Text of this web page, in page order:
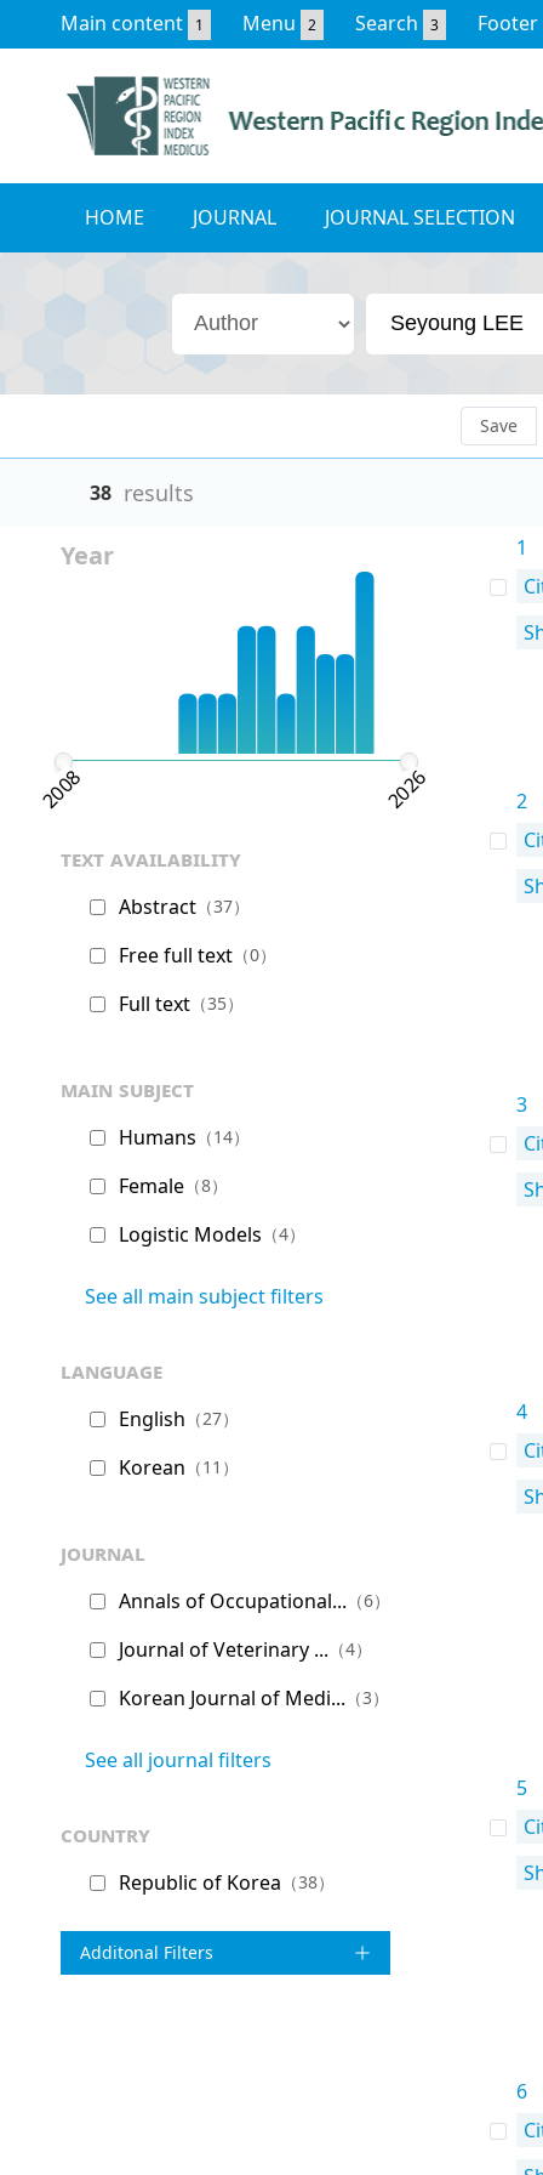
Main content 1 Menu 2 Search 3 Footer
HOME JOURNAL JOURNAL SELECTION
Save
38 results
Year
2008 2026
text availability
Abstract （37）
Free full text （0）
Full text （35）
main subject
Humans （14）
Female （8）
Logistic Models （4）
See all main subject filters
language
English （27）
Korean （11）
journal
Annals of Occupational... （6）
Journal of Veterinary ... （4）
Korean Journal of Medi... （3）
See all journal filters
country
Republic of Korea （38）
Additonal Filters
1
2
3
4
5
6